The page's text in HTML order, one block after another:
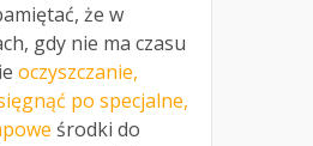
że w
gdy nie ma czasu
oczyszczanie,
po specjalne,
środki do